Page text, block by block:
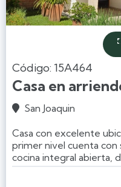
Código: 15A464
Casa en
 San Joaquin
Casa con excelente
primer nivel cuenta con
cocina integral abierta,